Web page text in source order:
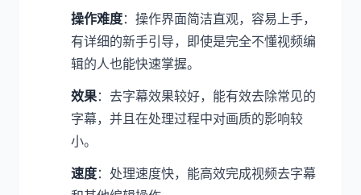
操作难度：操作界面简洁直观，容易上手，
有详细的新手引导，即使是完全不懂视频编
辑的人也能快速掌握。
效果：去字幕效果较好，能有效去除常见的
字幕，并且在处理过程中对画质的影响较
小。
速度：处理速度快，能高效完成视频去字幕